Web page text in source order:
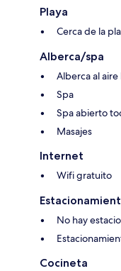
Playa
Cerca de la
Alberca/spa
Alberca al
Spa
Spa abierto
Masajes
Internet
Wifi gratuito
No hay
Cocineta